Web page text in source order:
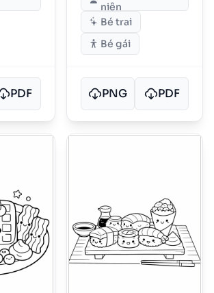
PDF
niên
Bé trai
Bé gái
PNG PDF